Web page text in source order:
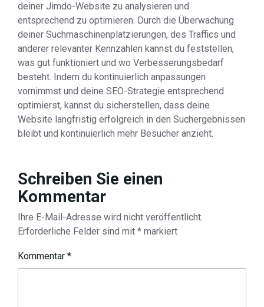
deiner Jimdo-Website zu analysieren und
entsprechend zu optimieren. Durch die Überwachung
deiner Suchmaschinenplatzierungen, des Traffics und
anderer relevanter Kennzahlen kannst du feststellen,
was gut funktioniert und wo Verbesserungsbedarf
besteht. Indem du kontinuierlich anpassungen
vornimmst und deine SEO-Strategie entsprechend
optimierst, kannst du sicherstellen, dass deine
Website langfristig erfolgreich in den Suchergebnissen
bleibt und kontinuierlich mehr Besucher anzieht.
Schreiben Sie einen
Kommentar
Ihre E-Mail-Adresse wird nicht veröffentlicht.
Erforderliche Felder sind mit * markiert
Kommentar *